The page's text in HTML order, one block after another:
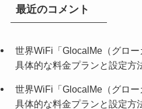
最近のコメント
世界WiFi「GlocalMe（グロー
具体的な料金プランと設定方
世界WiFi「GlocalMe（グロー
具体的な料金プランと設定方